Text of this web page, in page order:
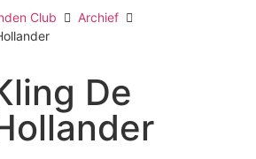
Club
Archief
De